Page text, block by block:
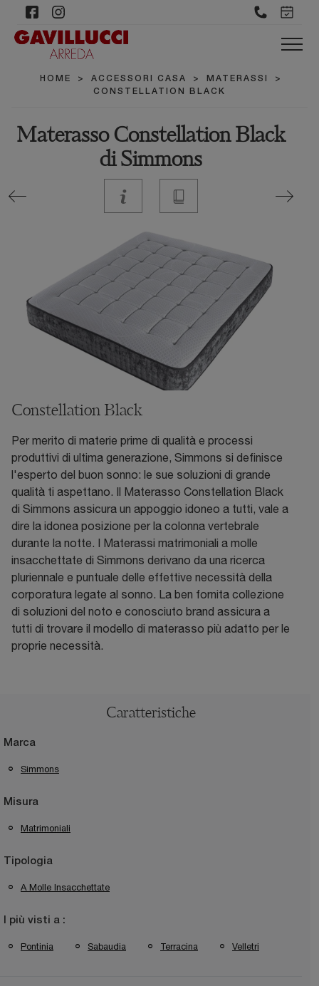
HOME > ACCESSORI CASA > MATERASSI
>
CONSTELLATION BLACK
Materasso Constellation Black
di Simmons
Constellation Black
Per merito di materie prime di qualità e processi
produttivi di ultima generazione, Simmons si definisce
l'esperto del buon sonno: le sue soluzioni di grande
qualità ti aspettano. Il Materasso Constellation Black
di Simmons assicura un appoggio idoneo a tutti, vale a
dire la idonea posizione per la colonna vertebrale
durante la notte. I Materassi matrimoniali a molle
insacchettate di Simmons derivano da una ricerca
pluriennale e puntuale delle effettive necessità della
corporatura legate al sonno. La ben fornita collezione
di soluzioni del noto e conosciuto brand assicura a
tutti di trovare il modello di materasso più adatto per le
proprie necessità.
Caratteristiche
Marca
Simmons
Misura
Matrimoniali
Tipologia
A Molle Insacchettate
I più visti a :
Pontinia Sabaudia Terracina Velletri